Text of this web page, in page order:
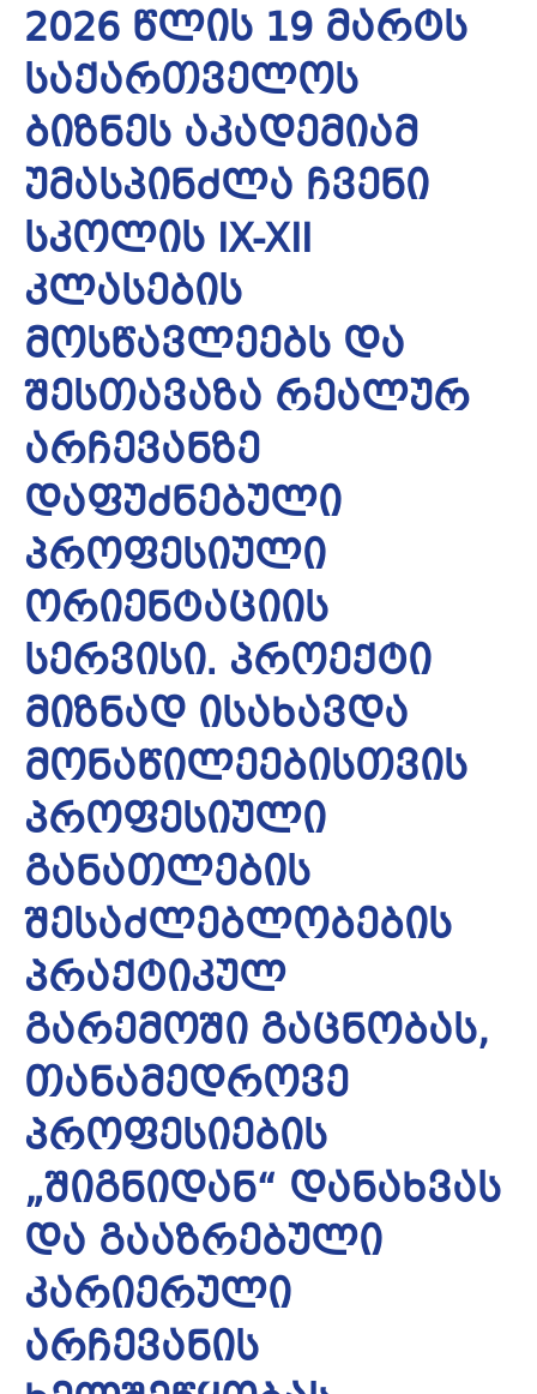
2026 წლის 19 მარტს
საქართველოს
ბიზნეს აკადემიამ
უმასპინძლა ჩვენი
სკოლის IX-XII
კლასების
მოსწავლეებს და
შესთავაზა რეალურ
არჩევანზე
დაფუძნებული
პროფესიული
ორიენტაციის
სერვისი. პროექტი
მიზნად ისახავდა
მონაწილეებისთვის
პროფესიული
განათლების
შესაძლებლობების
პრაქტიკულ
გარემოში გაცნობას,
თანამედროვე
პროფესიების
„შიგნიდან“ დანახვას
და გააზრებული
კარიერული
არჩევანის